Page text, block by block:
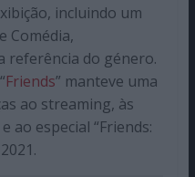
incluindo um
Comédia,
referência do género.
Friends” manteve uma
ao streaming, às
ao especial “Friends: